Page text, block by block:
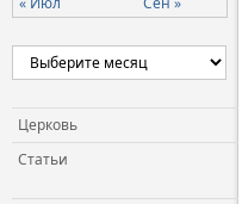
Церковь
Статьи